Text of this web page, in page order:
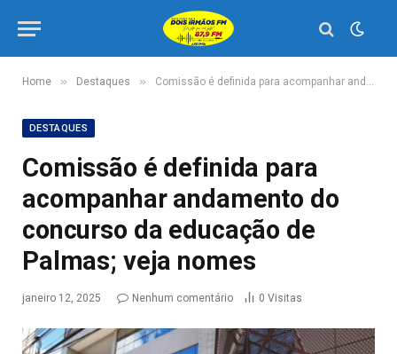
Home » Destaques » Comissão é definida para acompanhar andamento do concurso da educação de Palmas; veja nomes
DESTAQUES
Comissão é definida para
acompanhar andamento do
concurso da educação de
Palmas; veja nomes
janeiro 12, 2025 Nenhum comentário 0 Visitas